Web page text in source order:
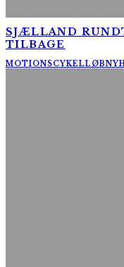
SJÆLLAND
TILBAGE
MOTIONSCYKELLØB